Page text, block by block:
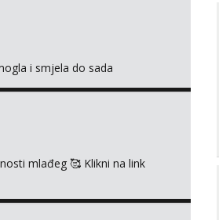
i smjela do sada
mlađeg 🥰 Klikni na link